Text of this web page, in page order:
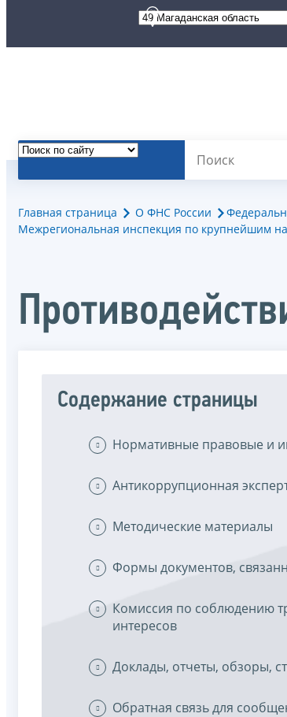
Главная страница О ФНС России
Межрегиональная инспекция по крупнейшим
Содержание страницы
Нормативные правовые и
Антикоррупционная
Методические материалы
Формы документов,
Комиссия по соблюдению
интересов
Доклады, отчеты, обзоры,
Обратная связь для